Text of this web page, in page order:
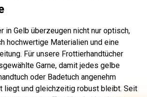
in Gelb überzeugen nicht nur optisch,
hochwertige Materialien und eine
Für unsere Frottierhandtücher
Garne, damit jedes gelbe
oder Badetuch angenehm
liegt und gleichzeitig robust bleibt. Seit